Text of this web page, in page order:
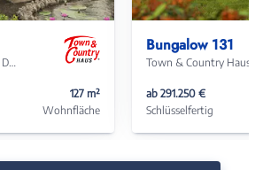
Town & Country Haus Deutschland
127 m²
Wohnfläche
Bungalow 131
ab 291.250 €
Schlüsselfertig
Haus